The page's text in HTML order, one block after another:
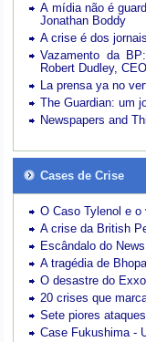
A mídia não é
Jonathan Boddy
A crise é dos
Vazamento da
Robert Dudley,
La prensa ya no
The Guardian: um
Newspapers and
Cases de Crise
O Caso Tylenol e
A crise da British
Escândalo do
A tragédia de
O desastre do
20 crises que
Sete piores
Case Fukushima -